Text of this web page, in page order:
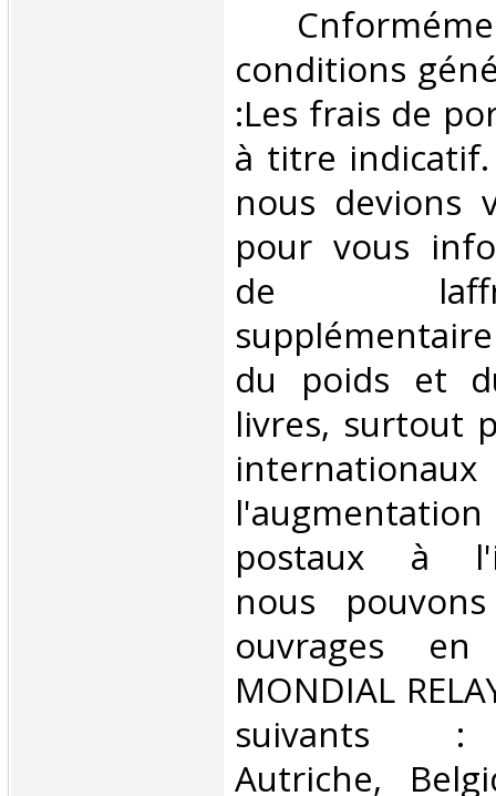
conditions
:Les frais de
à titre
nous devions
pour vous
de
du poids et
livres, surtout
internationaux
postaux à
nous
ouvrages
MONDIAL
suivants :
Autriche,